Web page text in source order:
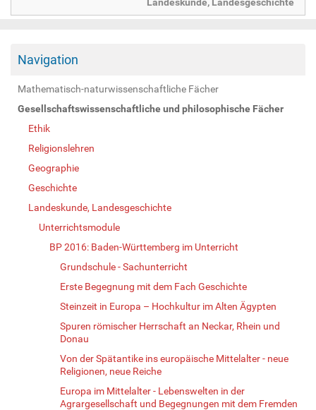
Navigation
Mathematisch-naturwissenschaftliche Fächer
Gesellschaftswissenschaftliche und philosophische Fächer
Ethik
Religionslehren
Geographie
Geschichte
Landeskunde, Landesgeschichte
Unterrichtsmodule
BP 2016: Baden-Württemberg im Unterricht
Grundschule - Sachunterricht
Erste Begegnung mit dem Fach Geschichte
Steinzeit in Europa – Hochkultur im Alten Ägypten
Spuren römischer Herrschaft an Neckar, Rhein und
Donau
Von der Spätantike ins europäische Mittelalter - neue
Religionen, neue Reiche
Europa im Mittelalter - Lebenswelten in der
Agrargesellschaft und Begegnungen mit dem Fremden